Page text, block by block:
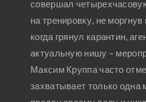
совершал
на тренировку, не
когда грянул карантин,
актуальную нишу –
Максим Круппа часто
захватывает только одна